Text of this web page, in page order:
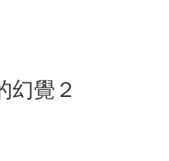
幻覺２